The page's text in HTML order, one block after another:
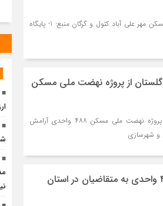
ببینید | برگزاری جلسه بررسی فنی طرح های پروژه های مسکن مهر علی آباد کتول و گرگان منبع: 1- پایگاه
گلستان از پروژه نهضت ملی مسکن
ببینید | بازدید مدیرکل راه و شهرسازی استان گلستان از پروژه نهضت ملی مسکن ۴۸۸ واحدی آرامش
تأکید بر تسریع در تکمیل و تحویل پروژه ۴۸۸ واحدی به متقاضیان در استان